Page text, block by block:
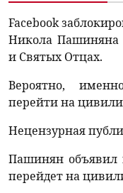
Facebook
Никола Пашиняна
и Святых Отцах.
Вероятно,
перейти на
Нецензурная
Пашинян объявил
перейдет на